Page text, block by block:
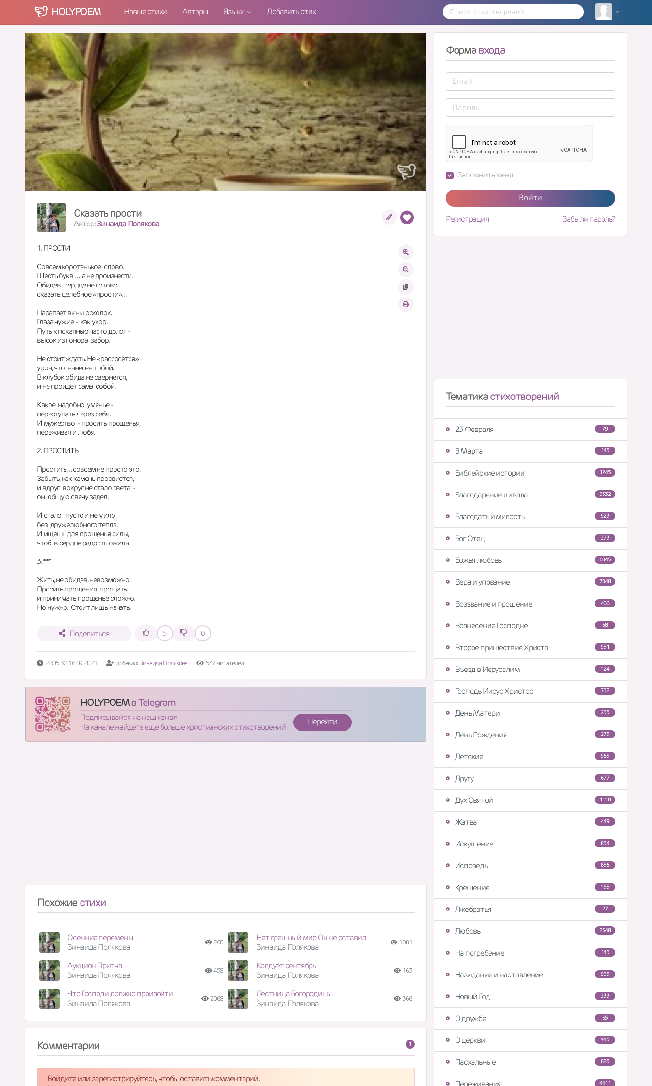
HOLYPOEM Новые стихи Авторы Языки Добавить стих
Сказать прости
Автор:Зинаида Полякова
1. ПРОСТИ
Совсем коротенькое  слово.
Шесть букв …  а не произнести.
Обидев,  сердце не готово
сказать целебное «прости»…
Царапает вины осколок.
Глаза чужие -  как укор.
Путь к покаянью часто долог -
высок из гонора  забор.
Не стоит ждать. Не «рассосётся»
урон, что  нанесен тобой.
В клубок обида не свернется,
и не пройдет сама  собой.
Какое  надобно  уменье -
переступать через себя.
И мужество  - просить прощенья,
переживая и любя.
2. ПРОСТИТЬ
Простить… совсем не просто это.
Забыть, как камень просвистел,
и вдруг  вокруг не стало света  -
он  общую свечу задел.
И стало   пусто и не мило
без  дружелюбного тепла.
И ищешь для прощенья силы,
чтоб  в сердце радость ожила
3. ***
Жить, не обидев, невозможно.
Просить прощения , прощать
и принимать прощенье сложно.
Но нужно.  Стоит лишь начать.
Поделиться 5 0
22:05:32 16.09.2021 добавил:Зинаида Полякова 547 читателей
HOLYPOEMв Telegram
Подписывайся на наш канал
На канале найдете еще больше христианских стихотворений
Перейти
Похожие стихи
Осенние перемены
Зинаида Полякова
268
Нет грешный мир Он не оставил
Зинаида Полякова
1081
Аукцион Притча
Зинаида Полякова
458
Колдует сентябрь
Зинаида Полякова
163
Что Господи должно произойти
Зинаида Полякова
2068
Лестница Богородицы
Зинаида Полякова
366
1
Комментарии
Войдите или зарегистрируйтесь, чтобы оставить комментарий.
Форма входа
Запомнить меня
Войти
Регистрация Забыли пароль?
Тематикастихотворений
79
23 Февраля
145
8 Марта
1245
Библейские истории
3332
Благодарение и хвала
923
Благодать и милость
373
Бог Отец
6045
Божья любовь
7048
Вера и упование
406
Воззвание и прошение
68
Вознесение Господне
951
Второе пришествие Христа
124
Въезд в Иерусалим
732
Господь Иисус Христос
235
День Матери
275
День Рождения
965
Детские
677
Другу
1118
Дух Святой
449
Жатва
834
Искушение
856
Исповедь
155
Крещение
27
Лжебратья
2548
Любовь
143
На погребение
935
Назидание и наставление
333
Новый Год
65
О дружбе
945
О церкви
885
Пасхальные
4411
Переживания